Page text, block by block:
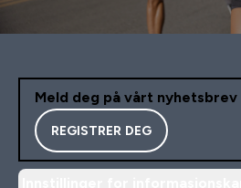
Meld deg på vårt nyhetsbrev
REGISTRER DEG